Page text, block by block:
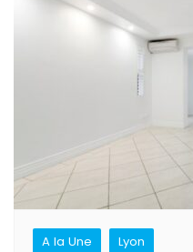
A la Une Lyon